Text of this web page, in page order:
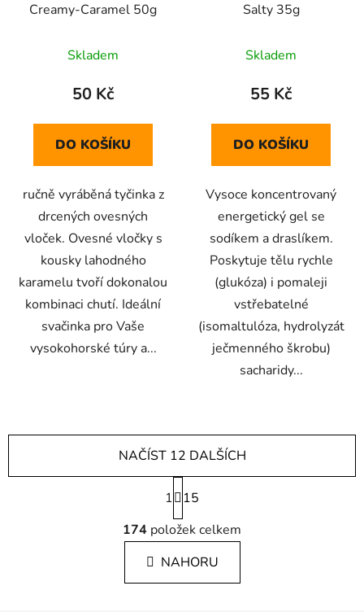
Creamy-Caramel 50g
Skladem
50 Kč
DO KOŠÍKU
ručně vyráběná tyčinka z
drcených ovesných
vloček. Ovesné vločky s
kousky lahodného
karamelu tvoří dokonalou
kombinaci chutí. Ideální
svačinka pro Vaše
vysokohorské túry a...
Salty 35g
Skladem
55 Kč
DO KOŠÍKU
Vysoce koncentrovaný
energetický gel se
sodíkem a draslíkem.
Poskytuje tělu rychle
(glukóza) i pomaleji
vstřebatelné
(isomaltulóza, hydrolyzát
ječmenného škrobu)
sacharidy...
O
v
l
á
d
NAČÍST 12 DALŠÍCH
S
t
r
á
n
k
1
15
174 položek celkem
NAHORU